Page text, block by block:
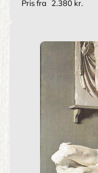
Pris fra 2.380 kr.